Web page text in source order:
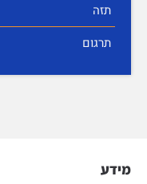
תזה
תרגום
מידע